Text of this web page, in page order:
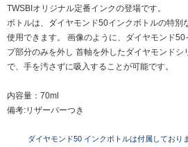
TWSBIオリジナル定番インクの登場です。
ボトルは、ダイヤモンド50インクボトルの特別
使用できます。 画像のように、ダイヤモンド
プ部分のみを外し 首軸を外したダイヤモンドシ
で、手を汚さずに吸入することが可能です。
内容量：70ml
備考:リザーバーつき
ダイヤモンド50 インクボトルは付属しており